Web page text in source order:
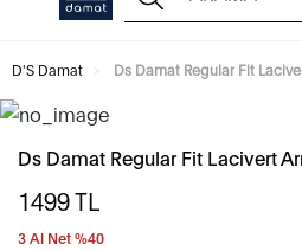
D'S Damat Ds Damat Regular Fit
Ds Damat Regular Fit Lacivert
1499TL
3 Al Net %40